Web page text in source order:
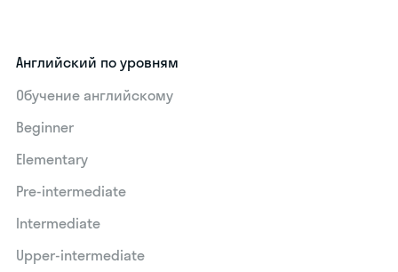
Английский по уровням
Обучение английскому
Beginner
Elementary
Pre-intermediate
Intermediate
Upper-intermediate